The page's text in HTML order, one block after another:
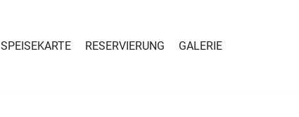
SPEISEKARTE RESERVIERUNG GALERIE